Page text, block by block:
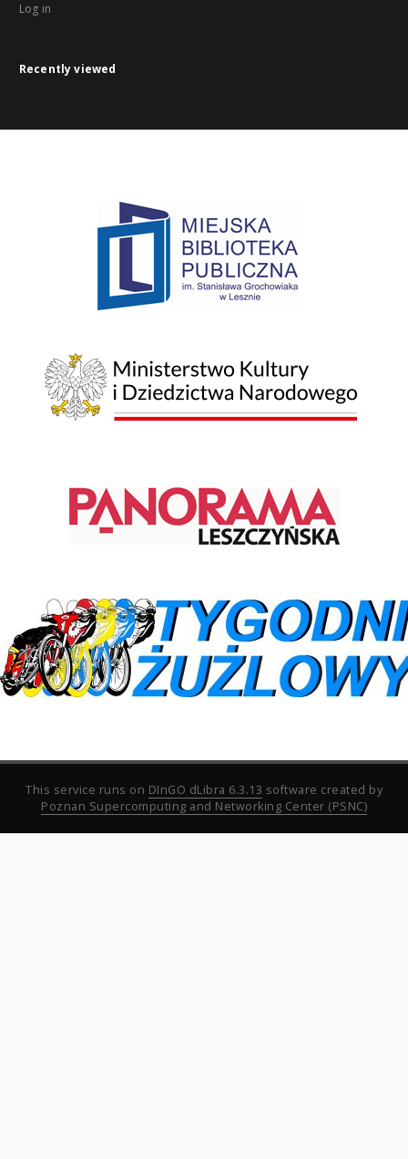
Log in
Recently viewed
This service runs on DInGO dLibra 6.3.13 software created by
Poznan Supercomputing and Networking Center (PSNC)